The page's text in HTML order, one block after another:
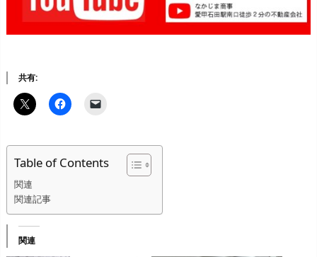
共有:
Table of Contents
関連
関連記事
関連